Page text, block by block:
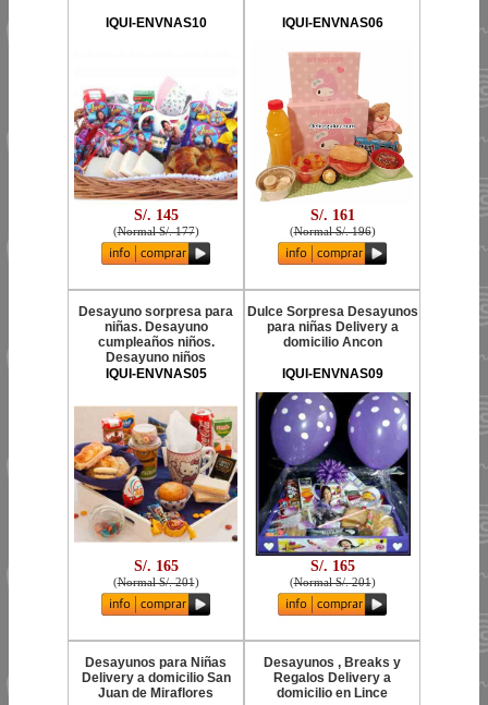
IQUI-ENVNAS10
S/. 145
(Normal S/. 177)
IQUI-ENVNAS06
S/. 161
(Normal S/. 196)
Desayuno sorpresa para
niñas. Desayuno
cumpleaños niños.
Desayuno niños
IQUI-ENVNAS05
S/. 165
(Normal S/. 201)
Dulce Sorpresa Desayunos
para niñas Delivery a
domicilio Ancon
IQUI-ENVNAS09
S/. 165
(Normal S/. 201)
Desayunos para Niñas
Delivery a domicilio San
Juan de Miraflores
Desayunos , Breaks y
Regalos Delivery a
domicilio en Lince